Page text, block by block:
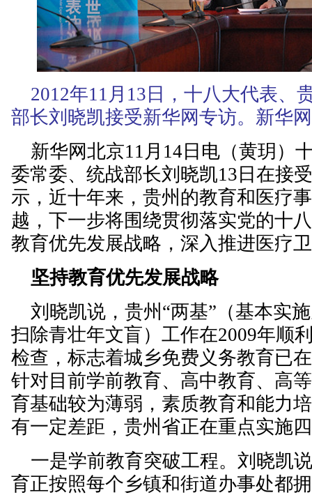
2012年11月13日，十八大代表、
部长刘晓凯接受新华网专访。新华
新华网北京11月14日电（黄玥）
委常委、统战部长刘晓凯13日在接
示，近十年来，贵州的教育和医疗
越，下一步将围绕贯彻落实党的十
教育优先发展战略，深入推进医疗
坚持教育优先发展战略
刘晓凯说，贵州“两基”（基本实
扫除青壮年文盲）工作在2009年顺
检查，标志着城乡免费义务教育已
针对目前学前教育、高中教育、高
育基础较为薄弱，素质教育和能力
有一定差距，贵州省正在重点实施
一是学前教育突破工程。刘晓凯
育正按照每个乡镇和街道办事处都